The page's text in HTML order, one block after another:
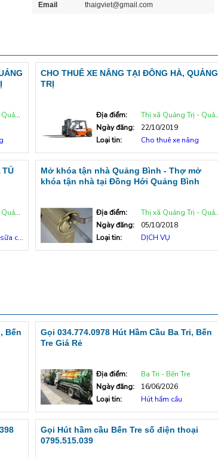
Email thaigviet@gmail.com
Trị
CHO THUÊ XE NÂNG TẠI ĐÔNG HÀ, QUẢNG
TRỊ
Địa điểm:
Thị xã Quảng Trị - Quảng Trị
Ngày đăng:
22/10/2019
Loại tin:
Cho thuê xe nâng
TỦ
Trị
chữa
Mở khóa tận nhà Quảng Bình - Thợ mở
khóa tận nhà tại Đồng Hới Quảng Bình
Địa điểm:
Thị xã Quảng Trị - Quảng Trị
Ngày đăng:
05/10/2018
Loại tin:
DỊCH VỤ
Bến
Gọi 034.774.0978 Hút Hầm Cầu Ba Tri, Bến
Tre Giá Rẻ
Địa điểm:
Ba Tri - Bến Tre
Ngày đăng:
16/06/2026
Loại tin:
Hút hầm cầu
Gọi Hút hầm cầu Bến Tre số điện thoại
0795.515.039